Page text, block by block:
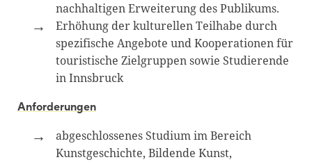
nachhaltigen Erweiterung des Publikums.
Erhöhung der kulturellen Teilhabe durch
spezifische Angebote und Kooperationen für
touristische Zielgruppen sowie Studierende
in Innsbruck
Anforderungen
abgeschlossenes Studium im Bereich
Kunstgeschichte, Bildende Kunst,